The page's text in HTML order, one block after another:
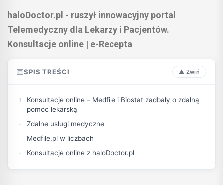
haloDoctor.pl - ruszył innowacyjny portal
Telemedyczny dla Lekarzy i Pacjentów.
Konsultacje online | e-Recepta
SPIS TREŚCI
Konsultacje online – Medfile i Biostat zadbały o zdalną
pomoc lekarską
Zdalne usługi medyczne
Medfile.pl w liczbach
Konsultacje online z haloDoctor.pl